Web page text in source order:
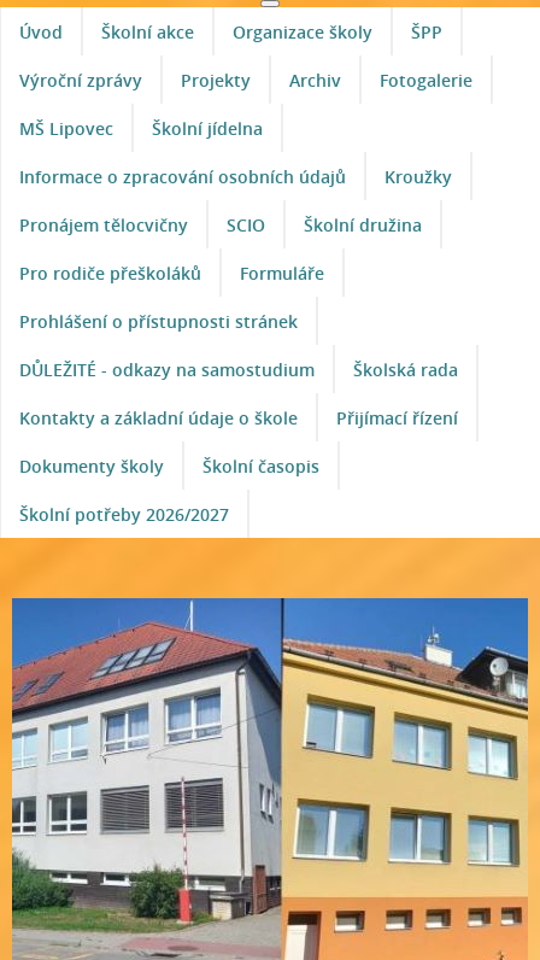
Úvod Školní akce Organizace školy ŠPP
Výroční zprávy Projekty Archiv Fotogalerie
MŠ Lipovec Školní jídelna
Informace o zpracování osobních údajů Kroužky
Pronájem tělocvičny SCIO Školní družina
Pro rodiče přeškoláků Formuláře
Prohlášení o přístupnosti stránek
DŮLEŽITÉ - odkazy na samostudium Školská rada
Kontakty a základní údaje o škole Přijímací řízení
Dokumenty školy Školní časopis
Školní potřeby 2026/2027